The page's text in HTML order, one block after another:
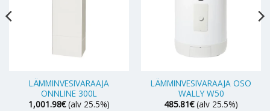
LÄMMINVESIVARAAJA
ONNLINE 300L
1,001.98€ (alv 25.5%)
LÄMMINVESIVARAAJA OSO
WALLY W50
485.81€ (alv 25.5%)